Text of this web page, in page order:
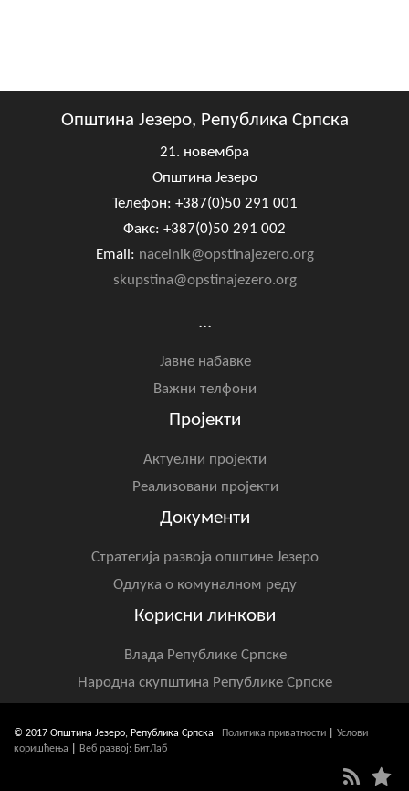
Општина Језеро, Република Српска
21. новембра
Општина Језеро
Телефон: +387(0)50 291 001
Факс: +387(0)50 291 002
Email: nacelnik@opstinajezero.org
skupstina@opstinajezero.org
...
Јавне набавке
Важни телфони
Пројекти
Актуелни пројекти
Реализовани пројекти
Документи
Стратегија развоја општине Језеро
Одлука о комуналном реду
Корисни линкови
Влада Републике Српске
Народна скупштина Републике Српске
© 2017 Општина Језеро, Република Српска Политика приватности
Услови
коришћења
Веб развој: БитЛаб